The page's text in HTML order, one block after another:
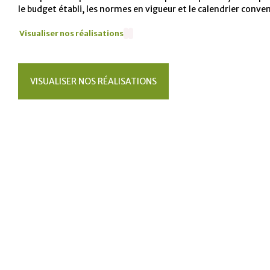
le budget établi, les normes en vigueur et le calendrier
Visualiser nos réalisations
VISUALISER NOS RÉALISATIONS